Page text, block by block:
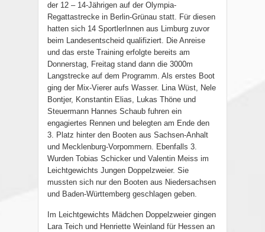
der 12 – 14-Jährigen auf der Olympia-
Regattastrecke in Berlin-Grünau statt. Für diesen
hatten sich 14 SportlerInnen aus Limburg zuvor
beim Landesentscheid qualifiziert. Die Anreise
und das erste Training erfolgte bereits am
Donnerstag, Freitag stand dann die 3000m
Langstrecke auf dem Programm. Als erstes Boot
ging der Mix-Vierer aufs Wasser. Lina Wüst, Nele
Bontjer, Konstantin Elias, Lukas Thöne und
Steuermann Hannes Schaub fuhren ein
engagiertes Rennen und belegten am Ende den
3. Platz hinter den Booten aus Sachsen-Anhalt
und Mecklenburg-Vorpommern. Ebenfalls 3.
Wurden Tobias Schicker und Valentin Meiss im
Leichtgewichts Jungen Doppelzweier. Sie
mussten sich nur den Booten aus Niedersachsen
und Baden-Württemberg geschlagen geben.
Im Leichtgewichts Mädchen Doppelzweier gingen
Lara Teich und Henriette Weinland für Hessen an